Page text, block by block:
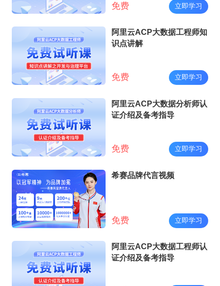
免费 立即学习
阿里云ACP大数据工程师知
识点讲解
免费 立即学习
阿里云ACP大数据分析师认
证介绍及备考指导
免费 立即学习
希赛品牌代言视频
免费 立即学习
阿里云ACP大数据工程师认
证介绍及备考指导